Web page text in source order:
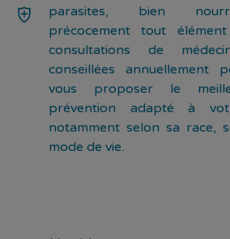
parasites, bien
précocement tout
consultations de
conseillées annuellement
vous proposer le
prévention adapté à
notamment selon sa race,
mode de vie.